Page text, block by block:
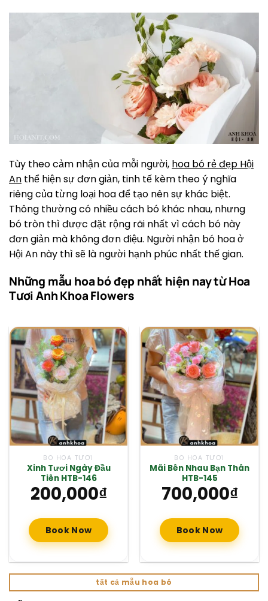
Tùy theo cảm nhận của mỗi người, hoa bó rẻ đẹp Hội
An thể hiện sự đơn giản, tinh tế kèm theo ý nghĩa
riêng của từng loại hoa để tạo nên sự khác biệt.
Thông thường có nhiều cách bó khác nhau, nhưng
bó tròn thì được đặt rộng rãi nhất vì cách bó này
đơn giản mà không đơn điệu. Người nhận bó hoa ở
Hội An này thì sẽ là người hạnh phúc nhất thế gian.
Những mẫu hoa bó đẹp nhất hiện nay từ Hoa
Tươi Anh Khoa Flowers
BÓ HOA TƯƠI
Xinh Tươi Ngày Đầu
Tiên HTB-146
200,000₫
Book Now
BÓ HOA TƯƠI
Mãi Bên Nhau Bạn Thân
HTB-145
700,000₫
Book Now
tất cả mẫu hoa bó